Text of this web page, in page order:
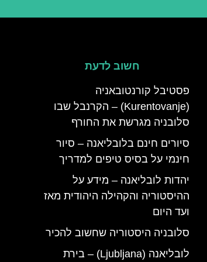
חשוב לדעת
פסטיבל קורנטובאניה
(Kurentovanje) – הקרנבל שבו
סלובניה מגרשת את החורף
סיורים חינם בלובליאנה – סיור
חינמי על בסיס טיפים למדריך
יהדות לובליאנה – מידע על
ההיסטוריה והקהילה היהודית מאז
ועד היום
סלובניה היסטוריה שחשוב להכיר
לובליאנה (Ljubljana) – בירת